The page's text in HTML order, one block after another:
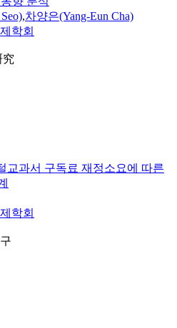
,차양은(Yang-Eun Cha)
학회
究
교과서 구독료 재정소요에 따른
학회